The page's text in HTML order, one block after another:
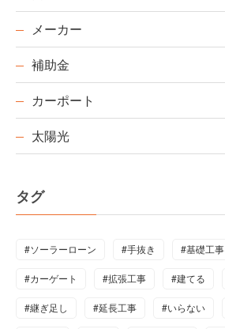
メーカー
補助金
カーポート
太陽光
タグ
#ソーラーローン #手抜き #基礎工事
#カーゲート #拡張工事 #建てる
#継ぎ足し #延長工事 #いらない